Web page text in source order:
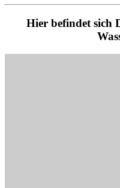
Hier befindet sich